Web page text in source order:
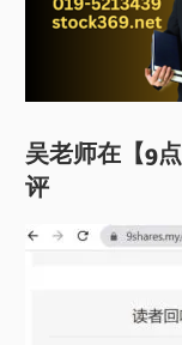
吴老师在【9
评